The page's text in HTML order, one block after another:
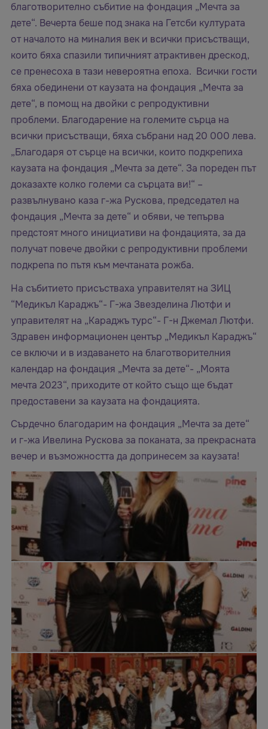
благотворително събитие на фондация „Мечта за
дете“. Вечерта беше под знака на Гетсби културата
от началото на миналия век и всички присъстващи,
които бяха спазили типичният атрактивен дрескод,
се пренесоха в тази невероятна епоха. Всички гости
бяха обединени от каузата на фондация „Мечта за
дете“, в помощ на двойки с репродуктивни
проблеми. Благодарение на големите сърца на
всички присъстващи, бяха събрани над 20 000 лева.
„Благодаря от сърце на всички, които подкрепиха
каузата на фондация „Мечта за дете“. За пореден път
доказахте колко големи са сърцата ви!“ –
развълнувано каза г-жа Рускова, председател на
фондация „Мечта за дете“ и обяви, че тепърва
предстоят много инициативи на фондацията, за да
получат повече двойки с репродуктивни проблеми
подкрепа по пътя към мечтаната рожба.
На събитието присъстваха управителят на ЗИЦ
“Медикъл Караджъ“- Г-жа Звезделина Лютфи и
управителят на „Караджъ турс“- Г-н Джемал Лютфи.
Здравен информационен център „Медикъл Караджъ“
се включи и в издаването на благотворителния
календар на фондация „Мечта за дете“- „Моята
мечта 2023“, приходите от който също ще бъдат
предоставени за каузата на фондацията.
Сърдечно благодарим на фондация „Мечта за дете“
и г-жа Ивелина Рускова за поканата, за прекрасната
вечер и възможността да допринесем за каузата!